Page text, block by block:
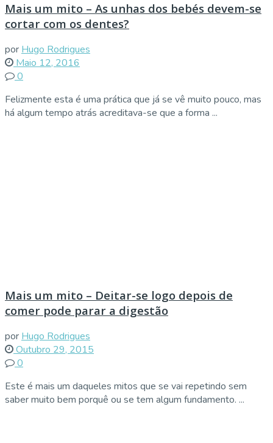
Mais um mito – As unhas dos bebés devem-se
cortar com os dentes?
por Hugo Rodrigues
Maio 12, 2016
0
Felizmente esta é uma prática que já se vê muito pouco, mas
há algum tempo atrás acreditava-se que a forma ...
Mais um mito – Deitar-se logo depois de
comer pode parar a digestão
por Hugo Rodrigues
Outubro 29, 2015
0
Este é mais um daqueles mitos que se vai repetindo sem
saber muito bem porquê ou se tem algum fundamento. ...